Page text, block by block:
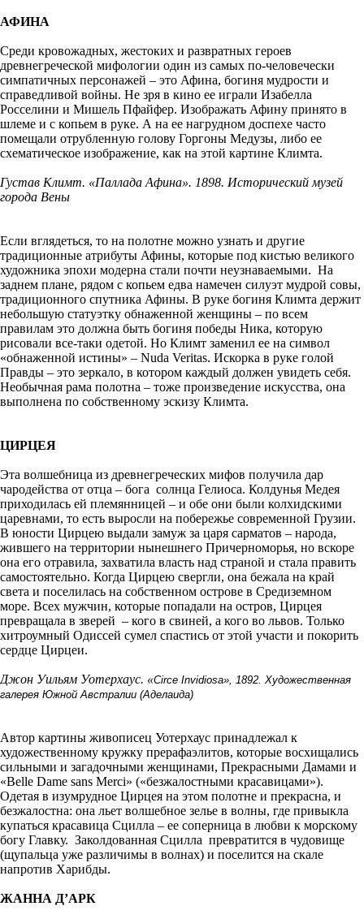
АФИНА
Среди кровожадных, жестоких и развратных героев
древнегреческой мифологии один из самых по-человечески
симпатичных персонажей – это Афина, богиня мудрости и
справедливой войны. Не зря в кино ее играли Изабелла
Росселини и Мишель Пфайфер. Изображать Афину принято в
шлеме и с копьем в руке. А на ее нагрудном доспехе часто
помещали отрубленную голову Горгоны Медузы, либо ее
схематическое изображение, как на этой картине Климта.
Густав Климт. «Паллада Афина». 1898. Исторический музей
города Вены
Если вглядеться, то на полотне можно узнать и другие
традиционные атрибуты Афины, которые под кистью великого
художника эпохи модерна стали почти неузнаваемыми. На
заднем плане, рядом с копьем едва намечен силуэт мудрой совы,
традиционного спутника Афины. В руке богиня Климта держит
небольшую статуэтку обнаженной женщины – по всем
правилам это должна быть богиня победы Ника, которую
рисовали все-таки одетой. Но Климт заменил ее на символ
«обнаженной истины» – Nuda Veritas. Искорка в руке голой
Правды – это зеркало, в котором каждый должен увидеть себя.
Необычная рама полотна – тоже произведение искусства, она
выполнена по собственному эскизу Климта.
ЦИРЦЕЯ
Эта волшебница из древнегреческих мифов получила дар
чародейства от отца – бога солнца Гелиоса. Колдунья Медея
приходилась ей племянницей – и обе они были колхидскими
царевнами, то есть выросли на побережье современной Грузии.
В юности Цирцею выдали замуж за царя сарматов – народа,
жившего на территории нынешнего Причерноморья, но вскоре
она его отравила, захватила власть над страной и стала править
самостоятельно. Когда Цирцею свергли, она бежала на край
света и поселилась на собственном острове в Средиземном
море. Всех мужчин, которые попадали на остров, Цирцея
превращала в зверей – кого в свиней, а кого во львов. Только
хитроумный Одиссей сумел спастись от этой участи и покорить
сердце Цирцеи.
Джон Уильям Уотерхаус. «Circe Invidiosa», 1892. Художественная
галерея Южной Австралии (Аделаида)
Автор картины живописец Уотерхаус принадлежал к
художественному кружку прерафаэлитов, которые восхищались
сильными и загадочными женщинами, Прекрасными Дамами и
«Belle Dame sans Merci» («безжалостными красавицами»).
Одетая в изумрудное Цирцея на этом полотне и прекрасна, и
безжалостна: она льет волшебное зелье в волны, где привыкла
купаться красавица Сцилла – ее соперница в любви к морскому
богу Главку. Заколдованная Сцилла превратится в чудовище
(щупальца уже различимы в волнах) и поселится на скале
напротив Харибды.
ЖАННА Д’АРК